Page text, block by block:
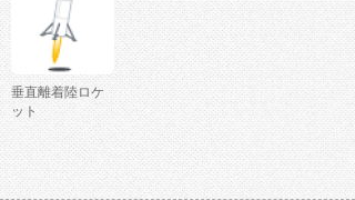
垂直離着陸ロケ
ット